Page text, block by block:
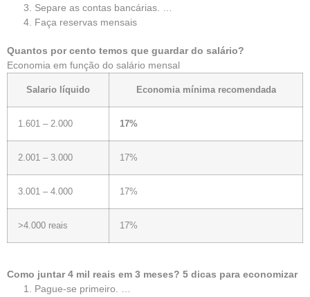
Separe as contas bancárias. …
Faça reservas mensais
Quantos por cento temos que guardar do salário?
Economia em função do salário mensal
Salario líquido Economia mínima recomendada
1.601 – 2.000 17%
2.001 – 3.000 17%
3.001 – 4.000 17%
>4.000 reais 17%
Como juntar 4 mil reais em 3 meses? 5 dicas para economizar
Pague-se primeiro. …